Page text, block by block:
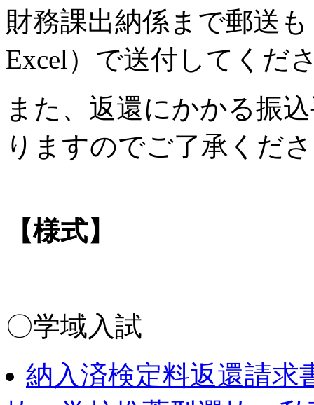
財務課出納係まで郵送
Excel）で送付してくだ
また、返還にかかる振
りますのでご了承くだ
【様式】
〇学域入試
納入済検定料返還請求